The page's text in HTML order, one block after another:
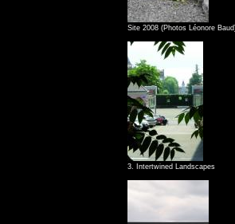
Site 2008 (Photos Léonore
3. Intertwined Landscapes